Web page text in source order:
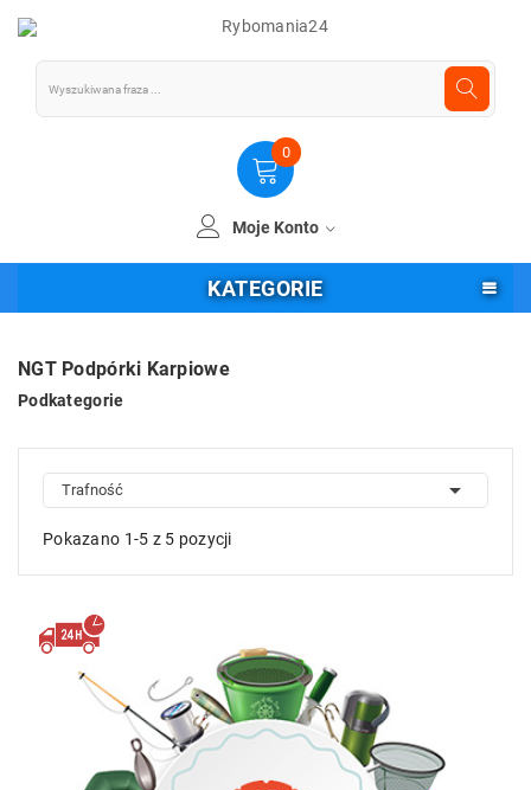
0
Moje Konto
KATEGORIE
NGT Podpórki Karpiowe
Podkategorie
Trafność 
Pokazano 1-5 z 5 pozycji